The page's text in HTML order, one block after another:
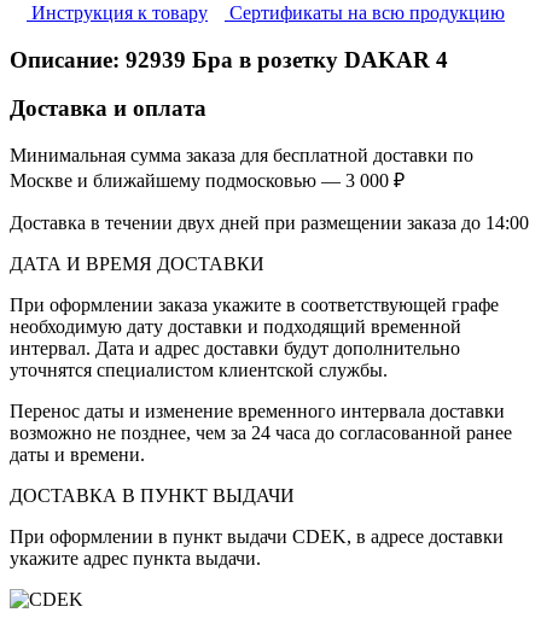
Инструкция к товару
Сертификаты на всю продукцию
Описание: 92939 Бра в розетку DAKAR 4
Доставка и оплата
Минимальная сумма заказа для бесплатной доставки по
Москве и ближайшему подмосковью — 3 000 ₽
Доставка в течении двух дней при размещении заказа до 14:00
ДАТА И ВРЕМЯ ДОСТАВКИ
При оформлении заказа укажите в соответствующей графе
необходимую дату доставки и подходящий временной
интервал. Дата и адрес доставки будут дополнительно
уточнятся специалистом клиентской службы.
Перенос даты и изменение временного интервала доставки
возможно не позднее, чем за 24 часа до согласованной ранее
даты и времени.
ДОСТАВКА В ПУНКТ ВЫДАЧИ
При оформлении в пункт выдачи CDEK, в адресе доставки
укажите адрес пункта выдачи.